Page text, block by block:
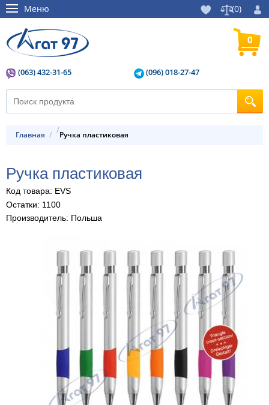
Меню (0)
(063) 432-31-65 (096) 018-27-47
0
Главная Ручка пластиковая
Ручка пластиковая
Код товара: EVS
Остатки: 1100
Производитель: Польша